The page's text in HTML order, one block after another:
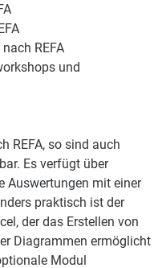
REFA
und
REFA, so sind auch
Es verfügt über
Auswertungen mit einer
praktisch ist der
der das Erstellen von
Diagrammen ermöglicht
Modul